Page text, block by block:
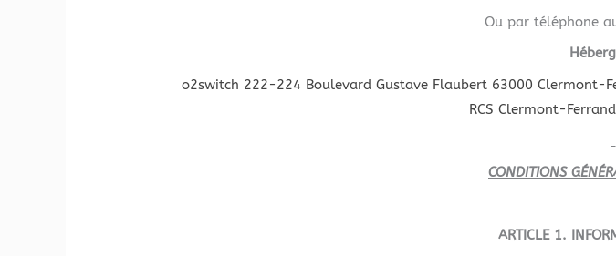
Ou par téléphone
o2switch 222-224 Boulevard Gustave Flaubert 63000 Clermont-
RCS Clermont-
CONDITIONS
ARTICLE 1.